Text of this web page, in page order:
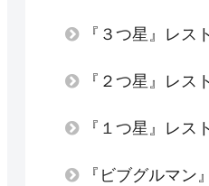
『３つ星』レス
『２つ星』レス
『１つ星』レス
『ビブグルマン